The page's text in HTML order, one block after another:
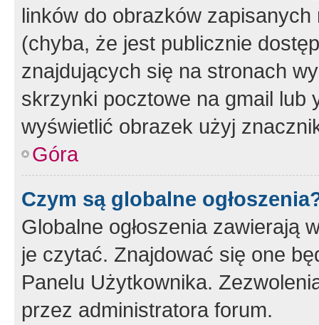
linków do obrazków
(chyba, że jest publicznie
znajdujących się na stronach
skrzynki pocztowe na gmail lub
wyświetlić obrazek użyj
Góra
Czym są globalne
Globalne ogłoszenia zawierają
je czytać. Znajdować się one
Panelu Użytkownika.
przez administratora forum.